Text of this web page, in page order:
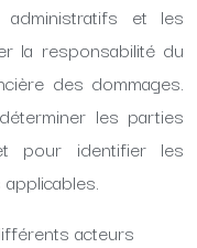
administratifs et les
la responsabilité du
des dommages.
les parties
pour identifier les
acteurs